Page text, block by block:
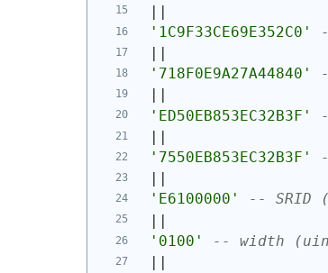
||
'1C9F33CE69E352C0'
||
'718F0E9A27A44840'
'ED50EB853EC32B3F'
||
'7550EB853EC32B3F'
||
'E6100000'
-- SRID
||
'0100'
-- width
||